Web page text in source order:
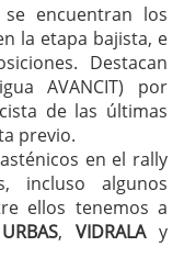
encuentran los
la etapa bajista, e
Destacan
AVANCIT) por
de las últimas
previo.
en el rally
incluso algunos
ellos tenemos a
URBAS, VIDRALAy